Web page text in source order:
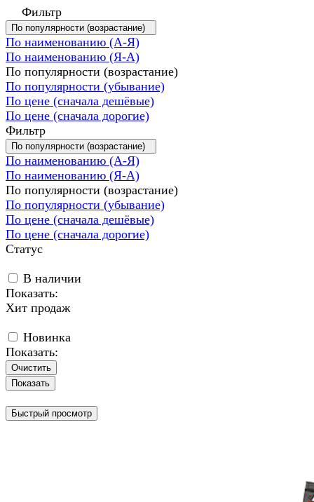
Фильтр
По популярности (возрастание)
По наименованию (А-Я)
По наименованию (Я-А)
По популярности (возрастание)
По популярности (убывание)
По цене (сначала дешёвые)
По цене (сначала дорогие)
Фильтр
По популярности (возрастание)
По наименованию (А-Я)
По наименованию (Я-А)
По популярности (возрастание)
По популярности (убывание)
По цене (сначала дешёвые)
По цене (сначала дорогие)
Статус
В наличии
Показать:
Хит продаж
Новинка
Показать:
Очистить
Быстрый просмотр